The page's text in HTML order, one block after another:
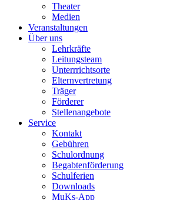
Theater
Medien
Veranstaltungen
Über uns
Lehrkräfte
Leitungsteam
Unterrrichtsorte
Elternvertretung
Träger
Förderer
Stellenangebote
Service
Kontakt
Gebühren
Schulordnung
Begabtenförderung
Schulferien
Downloads
MuKs-App